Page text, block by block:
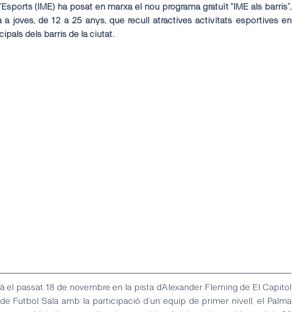
(IME) ha posat en marxa el nou programa gratuït “IME als barris”,
a joves, de 12 a 25 anys, que recull atractives activitats esportives en
dels barris de la ciutat.
el passat 18 de novembre en la pista d’Alexander Fleming de El Capitol
Futbol Sala amb la participació d’un equip de primer nivell, el Palma